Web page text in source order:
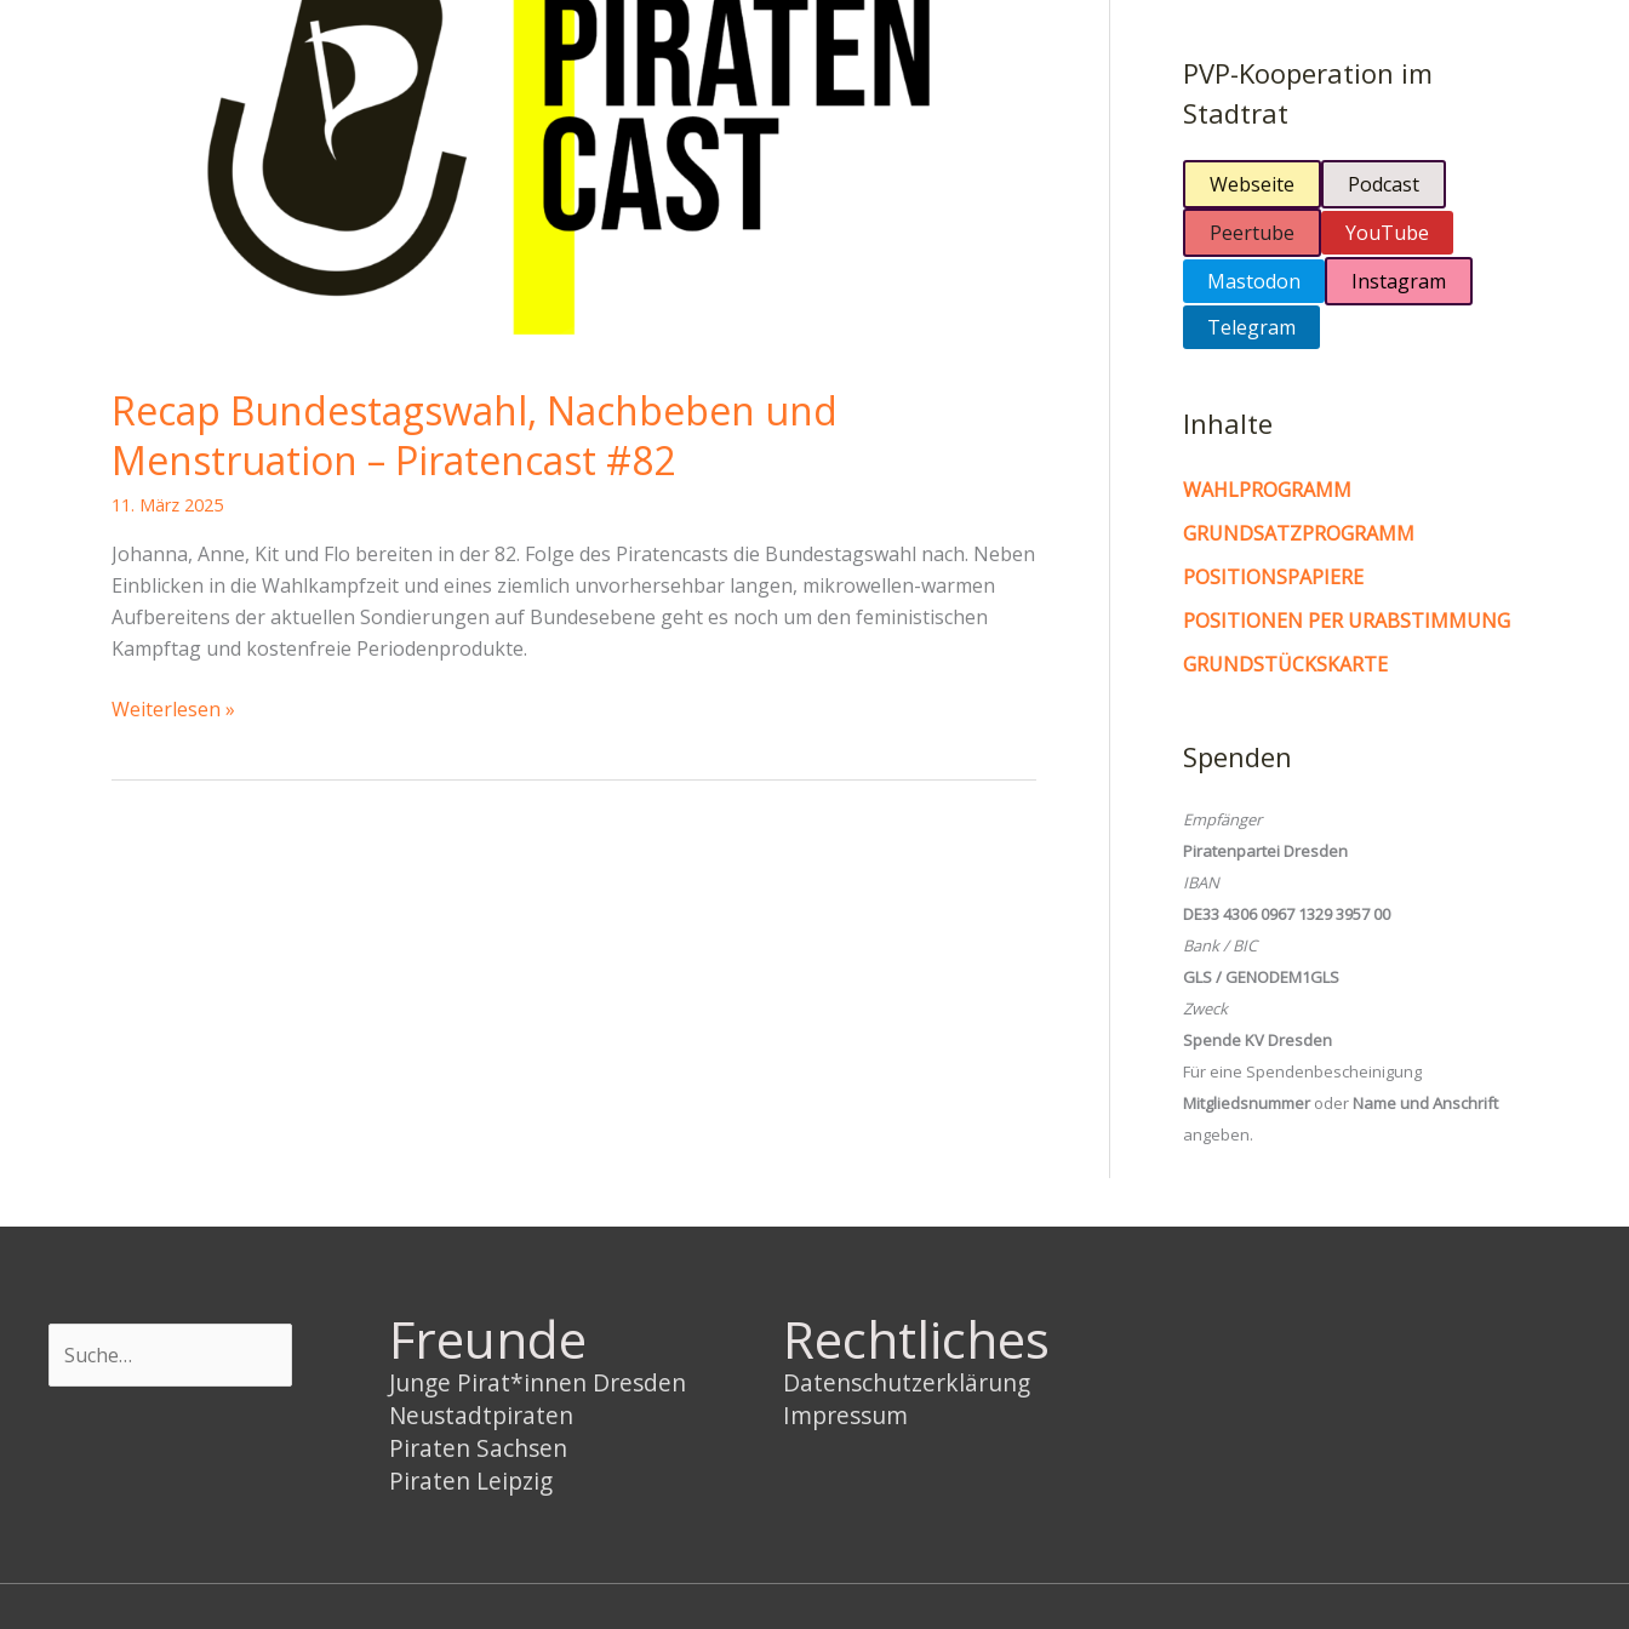
Recap Bundestagswahl, Nachbeben und
Menstruation – Piratencast #82
11. März 2025
Johanna, Anne, Kit und Flo bereiten in der 82. Folge des Piratencasts die Bundestagswahl nach. Neben
Einblicken in die Wahlkampfzeit und eines ziemlich unvorhersehbar langen, mikrowellen-warmen
Aufbereitens der aktuellen Sondierungen auf Bundesebene geht es noch um den feministischen
Kampftag und kostenfreie Periodenprodukte.
Recap
Weiterlesen »
PVP-Kooperation im
Stadtrat
Webseite
Podcast
Peertube
YouTube
Mastodon
Instagram
Telegram
Inhalte
WAHLPROGRAMM
GRUNDSATZPROGRAMM
POSITIONSPAPIERE
POSITIONEN PER URABSTIMMUNG
GRUNDSTÜCKSKARTE
Spenden
Empfänger
Piratenpartei Dresden
IBAN
DE33 4306 0967 1329 3957 00
Bank / BIC
GLS / GENODEM1GLS
Zweck
Spende KV Dresden
Für eine Spendenbescheinigung
Mitgliedsnummeroder Name und Anschrift
angeben.
Freunde
Junge Pirat*innen Dresden
Neustadtpiraten
Piraten Sachsen
Piraten Leipzig
Rechtliches
Datenschutzerklärung
Impressum